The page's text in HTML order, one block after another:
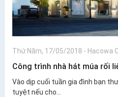
Thứ Năm, 17/05/2018 - Hacowa
Công trình nhà hát múa rối
Vào dịp cuối tuần gia đình bạn
tuyệt nếu cho...